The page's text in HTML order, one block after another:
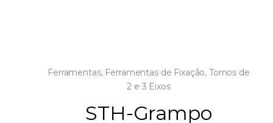
Ferramentas, Ferramentas de Fixação,Tornos de
2 e 3 Eixos
STH-Grampo